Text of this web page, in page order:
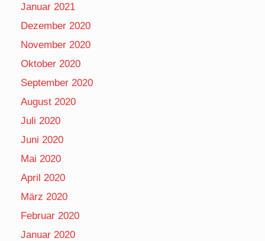
Januar 2021
Dezember 2020
November 2020
Oktober 2020
September 2020
August 2020
Juli 2020
Juni 2020
Mai 2020
April 2020
März 2020
Februar 2020
Januar 2020